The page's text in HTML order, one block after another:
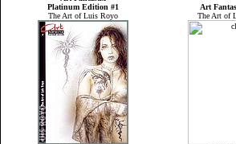
Platinum Edition #1
The Art of Luis Royo
Art
The Art of